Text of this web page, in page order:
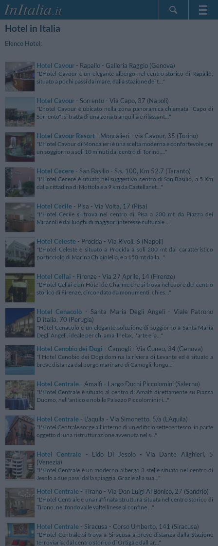
Lingua
Hotel in Italia
Elenco Hotel:
Hotel Cavour - Rapallo - Galleria Raggio (Genova)
"L'Hotel Cavour è un elegante albergo nel centro storico di Rapallo,
situato a pochi passi dal mare, dalla stazione dei t..."
Hotel Cavour - Sorrento - Via Capo, 37 (Napoli)
"L'hotel Cavour è ubicato nella zona panoramica chiamata "Capo di
Sorrento": si tratta di una zona tranquilla e rilassant..."
Hotel Cavour Resort - Moncalieri - via Cavour, 35 (Torino)
"L'Hotel Cavour di Moncalieri è una scelta moderna e confortevole per
un soggiorno a soli 10 minuti dal centro di Torino...."
Hotel Cecere - San Basilio - S.s. 100, Km 52.7 (Taranto)
"L'Hotel Cecere è situato nel suggestivo centro di San Basilio, a 5 Km
dalla cittadina di Mottola e a 9 km da Castellanet..."
Hotel Cecile - Pisa - Via Volta, 17 (Pisa)
"L'Hotel Cecile si trova nel centro di Pisa a 200 mt da Piazza dei
Miracoli e dai luoghi di maggiori interesse culturale ..."
Hotel Celeste - Procida - Via Rivoli, 6 (Napoli)
"L'Hotel Celeste è situato a Procida a soli 200 mt dal caratteristico
porticciolo di Marina Chiaiolella, e a 150 mt dalla..."
Hotel Cellai - Firenze - Via 27 Aprile, 14 (Firenze)
"L'Hotel Cellai è un Hotel de Charme che si trova nel cuore del centro
storico di Firenze, circondato da monumenti, chies..."
Hotel Cenacolo - Santa Maria Degli Angeli - Viale Patrono
D'italia, 70 (Perugia)
"Hotel Cenacolo è un elegante soluzione di soggiorno a Santa Maria
Degli Angeli, ideale per chi ama il relax, l'arte e la..."
Hotel Cenobio dei Dogi - Camogli - Via Cuneo, 34 (Genova)
"l’Hotel Cenobio dei Dogi domina la riviera di Levante ed è situato a
breve distanza dal borgo marinaro di Camogli, lungo..."
Hotel Centrale - Amalfi - Largo Duchi Piccolomini (Salerno)
"L'Hotel Centrale è situato al centro di Amalfi direttamente su Piazza
Duomo, nell'antico e nobile Palazzo Piccolomini ri..."
Hotel Centrale - L'aquila - Via Simonetto, 5/a (L'Aquila)
"L'Hotel Centrale sorge all'interno di un edificio settecentesco, in parte
oggetto di una ristrutturazione avvenuta nel s..."
Hotel Centrale - Lido Di Jesolo - Via Dante Alighieri, 5
(Venezia)
"L'Hotel Centrale è un moderno albergo 3 stelle situato nel centro di
Jesolo a due passi dalla spiaggia. Grazie alla sua..."
Hotel Centrale - Tirano - Via Don Luigi Al Bonico, 27 (Sondrio)
"L'Hotel Centrale è una raffinata struttura situata nel centro storico di
Tirano, nel fondovalle valtellinese al confine ..."
Hotel Centrale - Siracusa - Corso Umberto, 141 (Siracusa)
"L'Hotel Centrale si trova a Siracusa a breve distanza dalla Stazione
ferroviaria, dal centro storico di Ortiga e dall'ar..."